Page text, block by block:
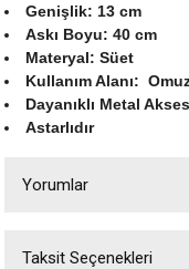
Genişlik: 13 cm
Askı Boyu: 40 cm
Materyal: Süet
Kullanım Alanı:
Dayanıklı Metal
Astarlıdır
Yorumlar
Taksit Seçenekleri